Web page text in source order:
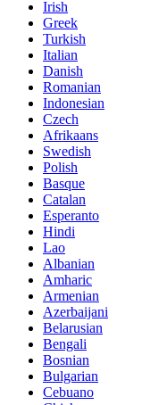
Irish
Greek
Turkish
Italian
Danish
Romanian
Indonesian
Czech
Afrikaans
Swedish
Polish
Basque
Catalan
Esperanto
Hindi
Lao
Albanian
Amharic
Armenian
Azerbaijani
Belarusian
Bengali
Bosnian
Bulgarian
Cebuano